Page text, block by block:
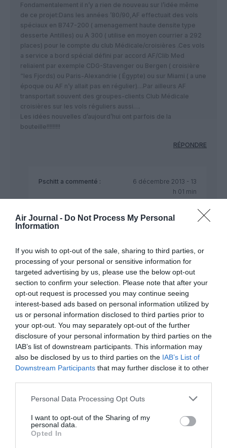
Air Journal - Do Not Process My Personal
Information
If you wish to opt-out of the sale, sharing to third parties, or
processing of your personal or sensitive information for
targeted advertising by us, please use the below opt-out
section to confirm your selection. Please note that after your
opt-out request is processed you may continue seeing
interest-based ads based on personal information utilized by
us or personal information disclosed to third parties prior to
your opt-out. You may separately opt-out of the further
disclosure of your personal information by third parties on the
IAB’s list of downstream participants. This information may
also be disclosed by us to third parties on the IAB’s List of
Downstream Participants that may further disclose it to other
Personal Data Processing Opt Outs
I want to opt-out of the Sharing of my
personal data.
Opted In
Fondamentalement il n’y a rien de nouveau sur l’idée même
de ce projet:Dans les années ’80/90,AF effectuait des vols
spéciaux en B747-200 ( amenagement haute densite type
desserte Antilles) ou A 300 ( utilise en moyen courrier a 292
places) pour le compte du club Médicale/croisières .Ces vols
a service a bord spécial défini par accord AF/Clib Med
reliaient par exemple CDG-Stavenger ou Bergen ( croisière
“les Fjords) ou Paris-Alexandrie ( Égypte) ou sur Miami ( a une
époque ou AF n’y allait pas en régulier)…Par ailleurs AF
transportait souvent des groupes-clients Club Médicale
croisières sur les vols réguliers aussi….
Les idées nouvelles d’aujourd’hui ont parfois de la
bouteille!!!!!!!!!
RÉPONDRE
Pschitt a commenté :
6 décembre 2013 - 13
h 01 min
vous même je présume!!!!!
vol de nuita commenté :
6 décembre 2013 - 9 h 56
c’est vrai qu’AF c’est un peu quelque part “la croisière
s’amuse”…
RÉPONDRE
00 min
Et pourquoi pas! L’idée est bonne, le secteur de la croisière à
le vent en poupe et si cela permets à chacun d’avoir plus de
remplissage c’est tant mieux. D’autant plus que la croisière